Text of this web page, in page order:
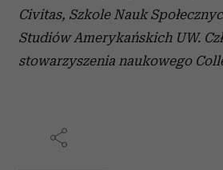
Civitas, Szkole Nauk
Studiów Amerykańskich UW.
stowarzyszenia naukowego